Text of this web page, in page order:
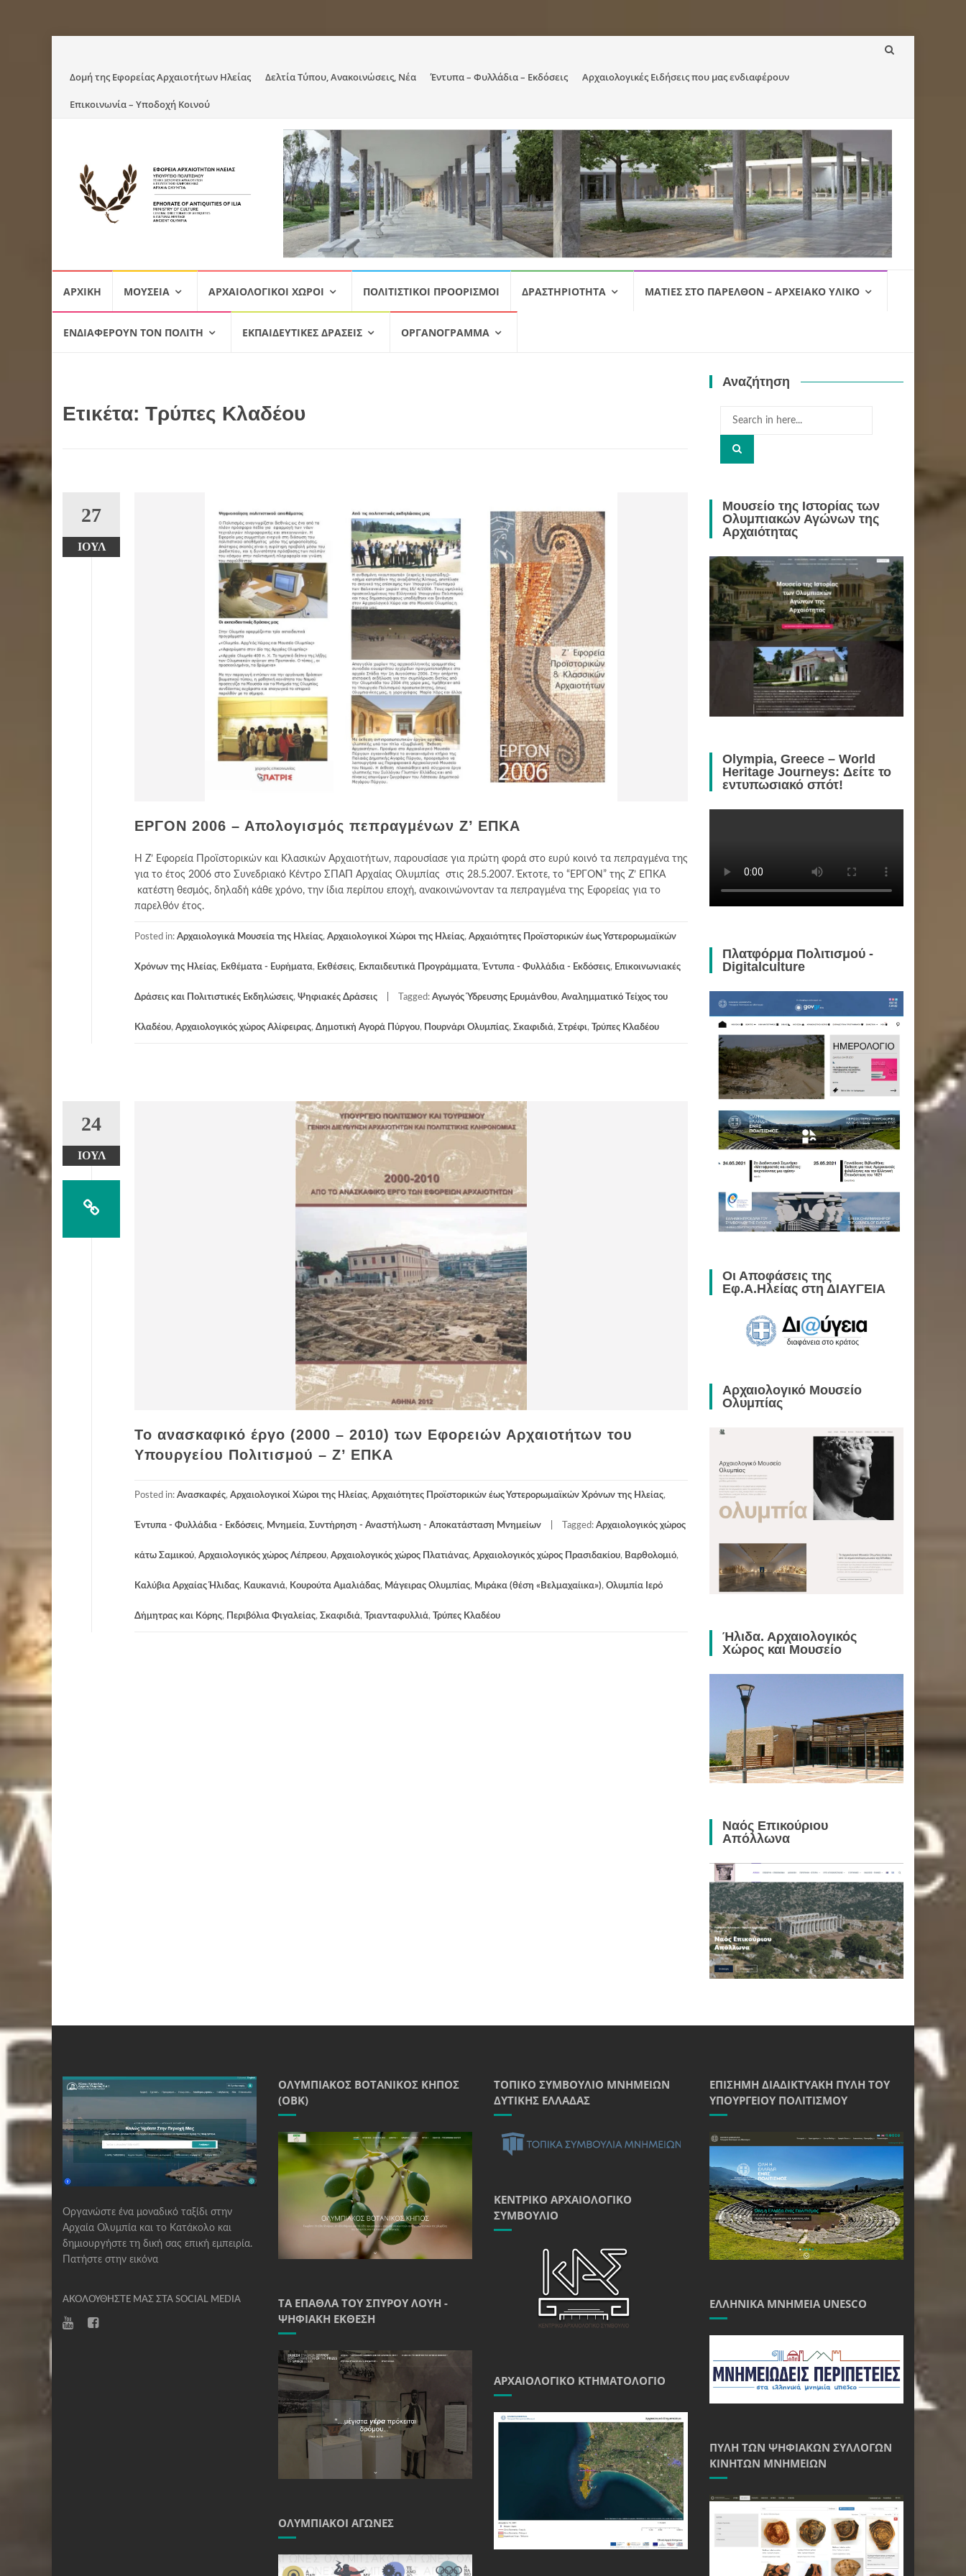
Skip
to
Δομή της Εφορείας Αρχαιοτήτων Ηλείας Δελτία Τύπου, Ανακοινώσεις, Νέα Έντυπα – Φυλλάδια – Εκδόσεις Αρχαιολογικές Ειδήσεις που μας ενδιαφέρουν
Επικοινωνία – Υποδοχή Κοινού
content
ΑΡΧΙΚΉ ΜΟΥΣΕΊΑ ΑΡΧΑΙΟΛΟΓΙΚΟΊ ΧΏΡΟΙ ΠΟΛΙΤΙΣΤΙΚΟΊ ΠΡΟΟΡΙΣΜΟΊ ΔΡΑΣΤΗΡΙΌΤΗΤΑ ΜΑΤΙΈΣ ΣΤΟ ΠΑΡΕΛΘΌΝ – ΑΡΧΕΙΑΚΌ ΥΛΙΚΌ
ΕΝΔΙΑΦΈΡΟΥΝ ΤΟΝ ΠΟΛΊΤΗ ΕΚΠΑΙΔΕΥΤΙΚΈΣ ΔΡΆΣΕΙΣ ΟΡΓΑΝΌΓΡΑΜΜΑ
Ετικέτα: Τρύπες Κλαδέου
27
ΙΟΎΛ
ΕΡΓΟΝ 2006 – Απολογισμός πεπραγμένων Ζ’ ΕΠΚΑ
Η Ζ’ Εφορεία Προϊστορικών και Κλασικών Αρχαιοτήτων, παρουσίασε για πρώτη φορά στο ευρύ κοινό τα πεπραγμένα της
για το έτος 2006 στο Συνεδριακό Κέντρο ΣΠΑΠ Αρχαίας Ολυμπίας στις 28.5.2007. Έκτοτε, το “ΕΡΓΟΝ” της Ζ’ ΕΠΚΑ
κατέστη θεσμός, δηλαδή κάθε χρόνο, την ίδια περίπου εποχή, ανακοινώνονταν τα πεπραγμένα της Εφορείας για το
παρελθόν έτος.
Posted in: Αρχαιολογικά Μουσεία της Ηλείας, Αρχαιολογικοί Χώροι της Ηλείας, Αρχαιότητες Προϊστορικών έως Υστερορωμαϊκών
Χρόνων της Ηλείας, Εκθέματα - Ευρήματα, Εκθέσεις, Εκπαιδευτικά Προγράμματα, Έντυπα - Φυλλάδια - Εκδόσεις, Επικοινωνιακές
Δράσεις και Πολιτιστικές Εκδηλώσεις, Ψηφιακές Δράσεις Tagged: Αγωγός Ύδρευσης Ερυμάνθου, Αναλημματικό Τείχος του
Κλαδέου, Αρχαιολογικός χώρος Αλίφειρας, Δημοτική Αγορά Πύργου, Πουρνάρι Ολυμπίας, Σκαφιδιά, Στρέφι, Τρύπες Κλαδέου
24
ΙΟΎΛ
Το ανασκαφικό έργο (2000 – 2010) των Εφορειών Αρχαιοτήτων του
Υπουργείου Πολιτισμού – Z’ ΕΠΚΑ
Posted in: Ανασκαφές, Αρχαιολογικοί Χώροι της Ηλείας, Αρχαιότητες Προϊστορικών έως Υστερορωμαϊκών Χρόνων της Ηλείας,
Έντυπα - Φυλλάδια - Εκδόσεις, Μνημεία, Συντήρηση - Αναστήλωση - Αποκατάσταση Μνημείων Tagged: Αρχαιολογικός χώρος
κάτω Σαμικού, Αρχαιολογικός χώρος Λέπρεου, Αρχαιολογικός χώρος Πλατιάνας, Αρχαιολογικός χώρος Πρασιδακίου, Βαρθολομιό,
Καλύβια Αρχαίας Ήλιδας, Καυκανιά, Κουρούτα Αμαλιάδας, Μάγειρας Ολυμπίας, Μιράκα (θέση «Βελμαχαίικα»), Ολυμπία Ιερό
Δήμητρας και Κόρης, Περιβόλια Φιγαλείας, Σκαφιδιά, Τριανταφυλλιά, Τρύπες Κλαδέου
Αναζήτηση
Search
Μουσείο της Ιστορίας των
Ολυμπιακών Αγώνων της
Αρχαιότητας
Olympia, Greece – World
Heritage Journeys: Δείτε το
εντυπωσιακό σπότ!
Πλατφόρμα Πολιτισμού -
Digitalculture
Οι Αποφάσεις της
Εφ.Α.Ηλείας στη ΔΙΑΥΓΕΙΑ
Αρχαιολογικό Μουσείο
Ολυμπίας
Ήλιδα. Αρχαιολογικός
Χώρος και Μουσείο
Ναός Επικούριου
Απόλλωνα
Οργανώστε ένα μοναδικό ταξίδι στην
Αρχαία Ολυμπία και το Κατάκολο και
δημιουργήστε τη δική σας επική εμπειρία.
Πατήστε στην εικόνα
ΑΚΟΛΟΥΘΉΣΤΕ ΜΑΣ ΣΤΑ SOCIAL MEDIA
ΟΛΥΜΠΙΑΚΌΣ ΒΟΤΑΝΙΚΌΣ ΚΉΠΟΣ
(ΟΒΚ)
ΤΑ ΈΠΑΘΛΑ ΤΟΥ ΣΠΎΡΟΥ ΛΟΎΗ -
ΨΗΦΙΑΚΉ ΈΚΘΕΣΗ
ΟΛΥΜΠΙΑΚΟΊ ΑΓΏΝΕΣ
ΤΟΠΙΚΌ ΣΥΜΒΟΎΛΙΟ ΜΝΗΜΕΊΩΝ
ΔΥΤΙΚΉΣ ΕΛΛΆΔΑΣ
ΚΕΝΤΡΙΚΌ ΑΡΧΑΙΟΛΟΓΙΚΌ
ΣΥΜΒΟΎΛΙΟ
ΑΡΧΑΙΟΛΟΓΙΚΌ ΚΤΗΜΑΤΟΛΌΓΙΟ
ΕΠΊΣΗΜΗ ΔΙΑΔΙΚΤΥΑΚΉ ΠΎΛΗ ΤΟΥ
ΥΠΟΥΡΓΕΊΟΥ ΠΟΛΙΤΙΣΜΟΎ
ΕΛΛΗΝΙΚΆ ΜΝΗΜΕΊΑ UNESCO
ΠΎΛΗ ΤΩΝ ΨΗΦΙΑΚΏΝ ΣΥΛΛΟΓΏΝ
ΚΙΝΗΤΏΝ ΜΝΗΜΕΊΩΝ